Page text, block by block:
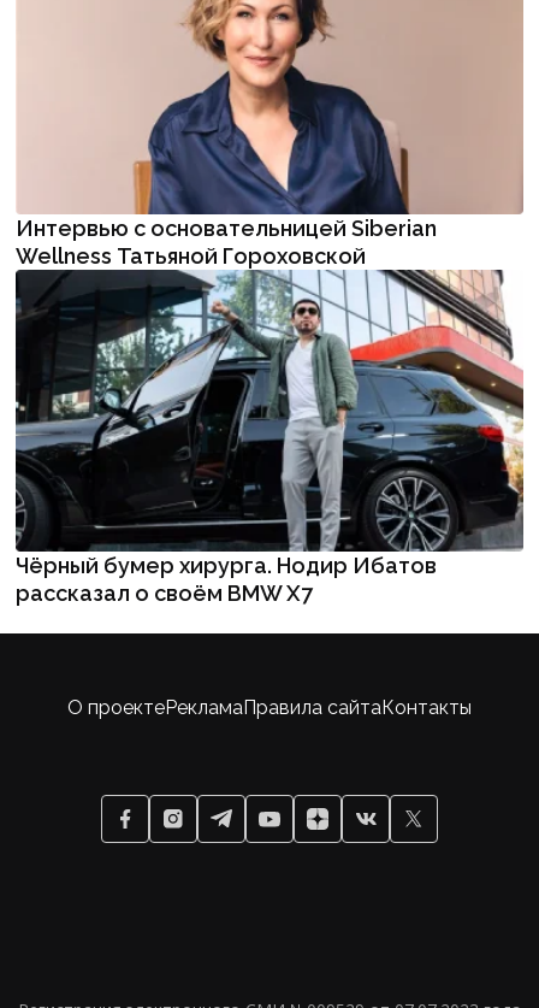
Интервью с основательницей Siberian
Wellness Татьяной Гороховской
Чёрный бумер хирурга. Нодир Ибатов
рассказал о своём BMW X7
О проектеРекламаПравила сайтаКонтакты